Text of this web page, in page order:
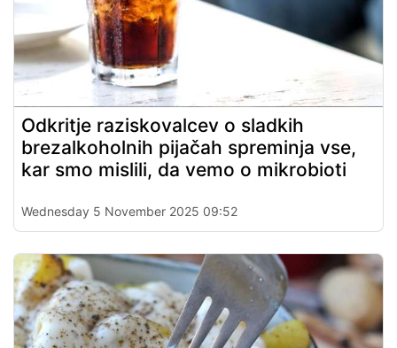
Odkritje raziskovalcev o sladkih
brezalkoholnih pijačah spreminja vse,
kar smo mislili, da vemo o mikrobioti
Wednesday 5 November 2025 09:52